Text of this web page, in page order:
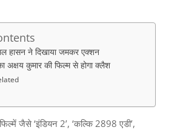
हासन ने दिखाया जमकर एक्शन
अक्षय कुमार की फिल्म से होगा क्लैश
जैसे ‘इंडियन 2’, ‘कल्कि 2898 एडी’,